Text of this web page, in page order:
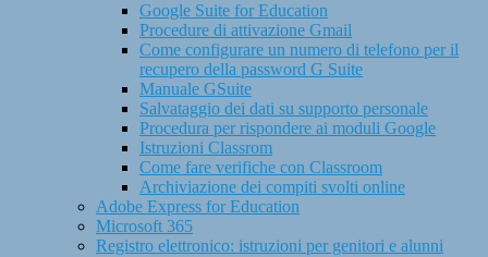
Google Suite for Education
Procedure di attivazione Gmail
Come configurare un numero di telefono per il
recupero della password G Suite
Manuale GSuite
Salvataggio dei dati su supporto personale
Procedura per rispondere ai moduli Google
Istruzioni Classrom
Come fare verifiche con Classroom
Archiviazione dei compiti svolti online
Adobe Express for Education
Microsoft 365
Registro elettronico: istruzioni per genitori e alunni